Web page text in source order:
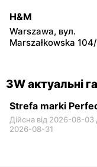
18
3W
H&M
Warszawa, вул.
Marszałkowska
3W актуальні
Strefa marki
Дійсна від 2026-08-03
2026-08-31